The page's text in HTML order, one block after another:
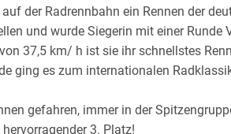
der Radrennbahn ein Rennen der
und wurde Siegerin mit einer Runde
37,5 km/ h ist sie ihr schnellstes
ging es zum internationalen
gefahren, immer in der
3. Platz!